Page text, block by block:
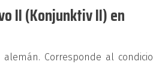
II (Konjunktiv II) en
Corresponde al